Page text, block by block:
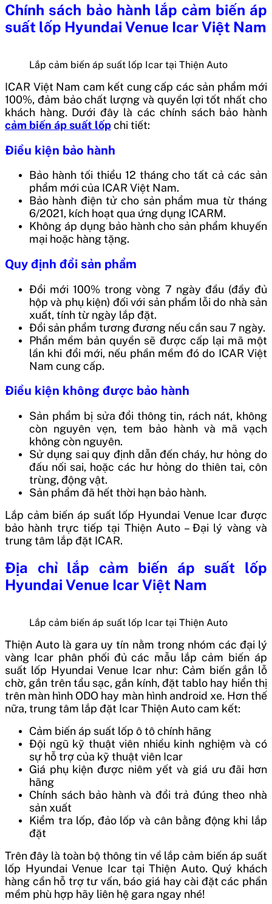
Chính sách bảo hành lắp cảm biến áp
suất lốp Hyundai Venue IcarViệt Nam
Lắp cảm biến áp suất lốp Icar tại Thiện Auto
ICAR Việt Nam cam kết cung cấp các sản phẩm mới
100%, đảm bảo chất lượng và quyền lợi tốt nhất cho
khách hàng. Dưới đây là các chính sách bảo hành
cảm biến áp suất lốpchi tiết:
Điều kiện bảo hành
Bảo hành tối thiểu 12 tháng cho tất cả các sản
phẩm mới của ICAR Việt Nam.
Bảo hành điện tử cho sản phẩm mua từ tháng
6/2021, kích hoạt qua ứng dụng ICARM.
Không áp dụng bảo hành cho sản phẩm khuyến
mại hoặc hàng tặng.
Quy định đổi sản phẩm
Đổi mới 100% trong vòng 7 ngày đầu (đầy đủ
hộp và phụ kiện) đối với sản phẩm lỗi do nhà sản
xuất, tính từ ngày lắp đặt.
Đổi sản phẩm tương đương nếu cần sau 7 ngày.
Phần mềm bản quyền sẽ được cấp lại mã một
lần khi đổi mới, nếu phần mềm đó do ICAR Việt
Nam cung cấp.
Điều kiện không được bảo hành
Sản phẩm bị sửa đổi thông tin, rách nát, không
còn nguyên vẹn, tem bảo hành và mã vạch
không còn nguyên.
Sử dụng sai quy định dẫn đến cháy, hư hỏng do
đấu nối sai, hoặc các hư hỏng do thiên tai, côn
trùng, động vật.
Sản phẩm đã hết thời hạn bảo hành.
Lắp cảm biến áp suất lốp Hyundai Venue Icar được
bảo hành trực tiếp tại Thiện Auto – Đại lý vàng và
trung tâm lắp đặt ICAR.
Địa chỉ lắp cảm biến áp suất lốp
Hyundai Venue IcarViệt Nam
Lắp cảm biến áp suất lốp Icar tại Thiện Auto
Thiện Auto là gara uy tín nằm trong nhóm các đại lý
vàng Icar phân phối đủ các mẫu lắp cảm biến áp
suất lốp Hyundai Venue Icar như: Cảm biến gắn lỗ
chờ, gắn trên tẩu sạc, gắn kính, đặt tablo hay hiển thị
trên màn hình ODO hay màn hình android xe. Hơn thế
nữa, trung tâm lắp đặt Icar Thiện Auto cam kết:
Cảm biến áp suất lốp ô tô chính hãng
Đội ngũ kỹ thuật viên nhiều kinh nghiệm và có
sự hỗ trợ của kỹ thuật viên Icar
Giá phụ kiện được niêm yết và giá ưu đãi hơn
hãng
Chính sách bảo hành và đổi trả đúng theo nhà
sản xuất
Kiểm tra lốp, đảo lốp và cân bằng động khi lắp
đặt
Trên đây là toàn bộ thông tin vềlắp cảm biến áp suất
lốp Hyundai Venue Icartại Thiện Auto. Quý khách
hàng cần hỗ trợ tư vấn, báo giá hay cài đặt các phần
mềm phù hợp hãy liên hệ gara ngay nhé!